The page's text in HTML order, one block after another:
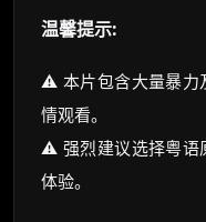
温馨提示:
⚠️ 本片包含大量暴力
情观看。
⚠️ 强烈建议选择粤语
体验。